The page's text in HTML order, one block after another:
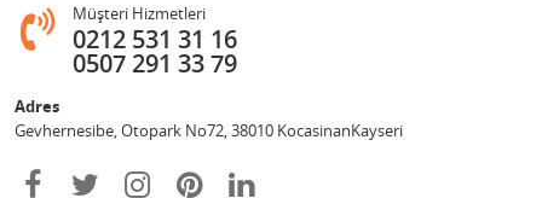
Müşteri Hizmetleri
0212 531 31 16
0507 291 33 79
Adres
Gevhernesibe, Otopark No72, 38010 KocasinanKayseri